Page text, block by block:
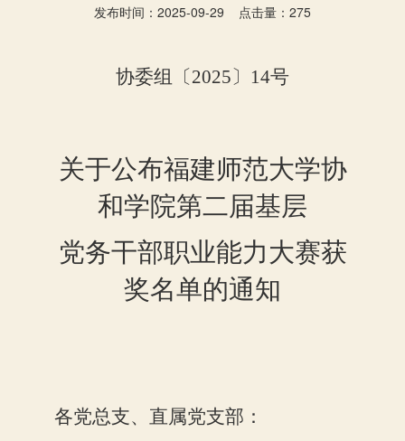
发布时间：2025-09-29 点击量： 275
协委组 〔2025〕 14号
关于公布福建师范大学协
和学院第二届基层
党务干部职业能力大赛获
奖名单的通知
各党总支、直属党支部：